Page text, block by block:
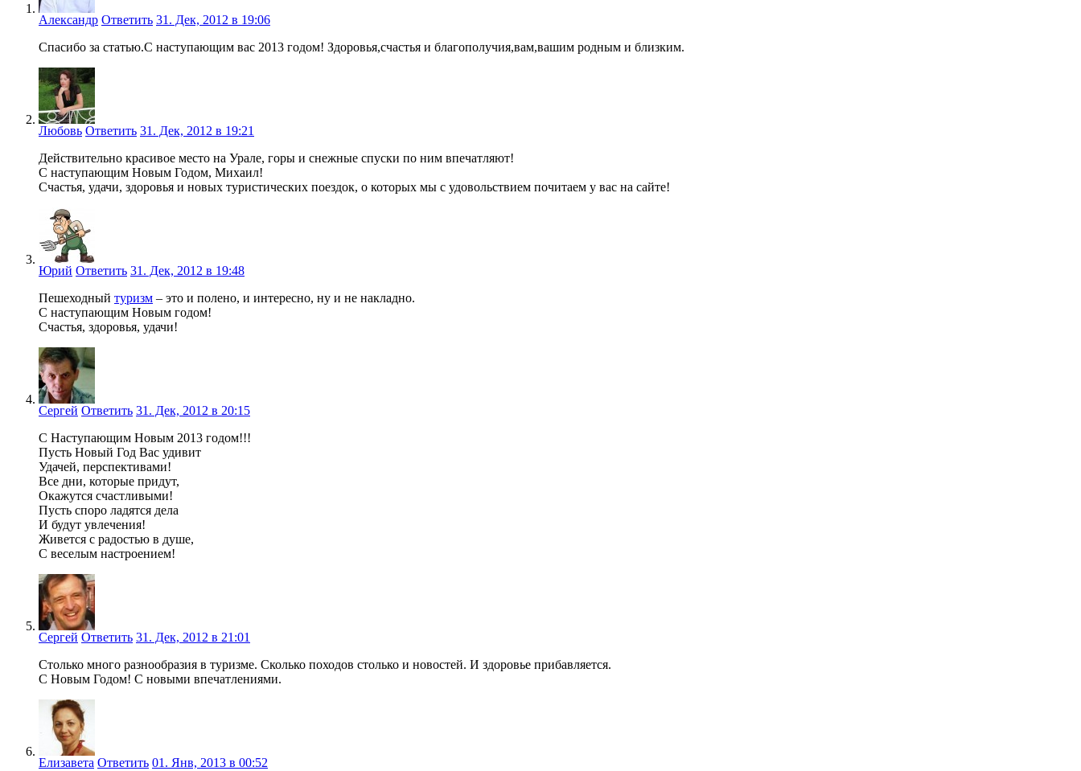
Александр Ответить 31. Дек, 2012 в 19:06
Спасибо за статью.С наступающим вас 2013 годом! Здоровья,счастья и благополучия,вам,вашим родным и близким.
Любовь Ответить 31. Дек, 2012 в 19:21
Действительно красивое место на Урале, горы и снежные спуски по ним впечатляют!
С наступающим Новым Годом, Михаил!
Счастья, удачи, здоровья и новых туристических поездок, о которых мы с удовольствием почитаем у вас на сайте!
Юрий Ответить 31. Дек, 2012 в 19:48
Пешеходный туризм – это и полено, и интересно, ну и не накладно.
С наступающим Новым годом!
Счастья, здоровья, удачи!
Сергей Ответить 31. Дек, 2012 в 20:15
С Наступающим Новым 2013 годом!!!
Пусть Новый Год Вас удивит
Удачей, перспективами!
Все дни, которые придут,
Окажутся счастливыми!
Пусть споро ладятся дела
И будут увлечения!
Живется с радостью в душе,
С веселым настроением!
Сергей Ответить 31. Дек, 2012 в 21:01
Столько много разнообразия в туризме. Сколько походов столько и новостей. И здоровье прибавляется.
С Новым Годом! С новыми впечатлениями.
Елизавета Ответить 01. Янв, 2013 в 00:52